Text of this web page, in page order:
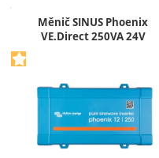
Extra
Produkty
Měnič SINUS Phoenix
VE.Direct 250VA 24V